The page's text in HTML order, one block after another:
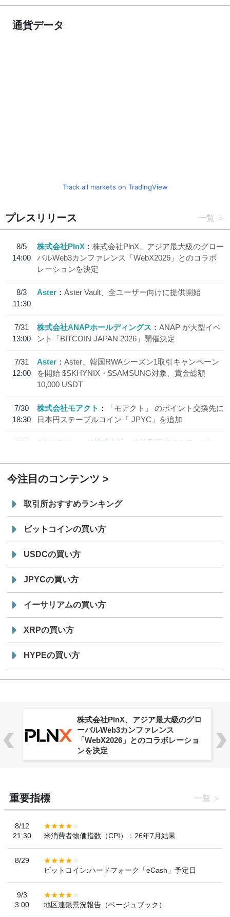
通貨データ
Track all markets on TradingView
プレスリリース 一覧
8/5
14:00
株式会社PlnX
株式会社PlnX、アジア最大級のグロー
バルWeb3カンファレンス「WebX2026」とのコラボ
レーションを決定
8/3
11:30
Aster Aster Vault、全ユーザー向けに提供開始
7/31
13:00
株式会社ANAPホールディングス
ANAP が大型イベ
ント「BITCOIN JAPAN 2026」開催決定
7/31
12:00
Aster
Aster、韓国RWAシーズン1取引キャンペーン
を開始 $SKHYNIX・$SAMSUNG対象、賞金総額
10,000 USDT
7/30
18:30
株式会社モアクト
「モアクト」 のポイント交換先に
日本円ステーブルコイン「 JPYC」を追加
7/29
SBI VCトレード株式会社
信託型円建てステーブル
今注目のコンテンツ
取引所おすすめランキング
ビットコインの買い方
USDCの買い方
JPYCの買い方
イーサリアムの買い方
XRPの買い方
HYPEの買い方
株式会社PlnX、アジア最大級のグロ
ーバルWeb3カンファレンス
「WebX2026」とのコラボレーショ
ンを決定
重要指標 一覧
8/12
21:30
米消費者物価指数（CPI）：26年7月結果
8/29
ビットコイン:ハードフォーク「eCash」予定日
9/3
3:00
地区連銀景況報告（ベージュブック）